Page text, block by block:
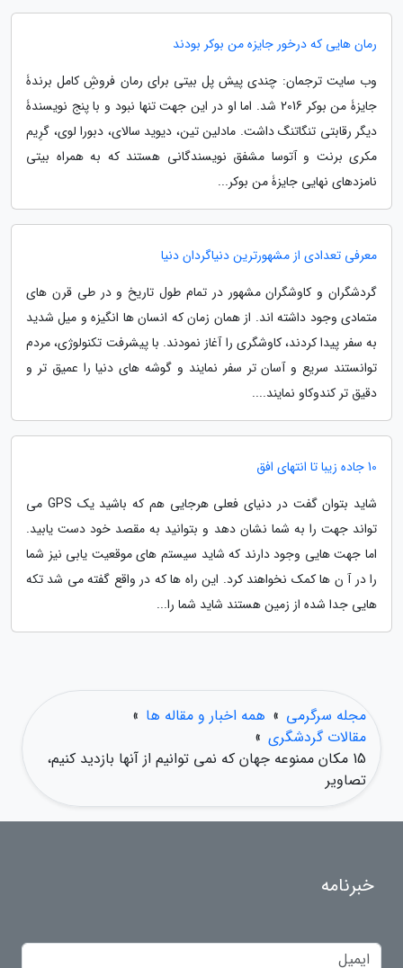
رمان هایی که درخور جایزه من بوکر بودند
وب سایت ترجمان: چندی پیش پل بیتی برای رمان فروشِ کامل برندۀ
جایزۀ من بوکر 2016 شد. اما او در این جهت تنها نبود و با پنج نویسندۀ
دیگر رقابتی تنگاتنگ داشت. مادلین تین، دیوید سالای، دبورا لوی، گرِیم
مکری برنت و آتوسا مشفق نویسندگانی هستند که به همراه بیتی
نامزدهای نهایی جایزۀ من بوکر...
معرفی تعدادی از مشهورترین دنیاگردان دنیا
گردشگران و کاوشگران مشهور در تمام طول تاریخ و در طی قرن های
متمادی وجود داشته اند. از همان زمان که انسان ها انگیزه و میل شدید
به سفر پیدا کردند، کاوشگری را آغاز نمودند. با پیشرفت تکنولوژی، مردم
توانستند سریع و آسان تر سفر نمایند و گوشه های دنیا را عمیق تر و
دقیق تر کندوکاو نمایند....
10 جاده زیبا تا انتهای افق
شاید بتوان گفت در دنیای فعلی هرجایی هم که باشید یک GPS می
تواند جهت را به شما نشان دهد و بتوانید به مقصد خود دست یابید.
اما جهت هایی وجود دارند که شاید سیستم های موقعیت یابی نیز شما
را در آ ن ها کمک نخواهند کرد. این راه ها که در واقع گفته می شد تکه
هایی جدا شده از زمین هستند شاید شما را...
مجله سرگرمی » همه اخبار و مقاله ها »
مقالات گردشگری »
15 مکان ممنوعه جهان که نمی توانیم از آنها بازدید کنیم،
تصاویر
خبرنامه